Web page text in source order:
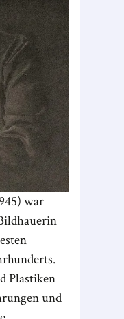
war
Plastiken
und